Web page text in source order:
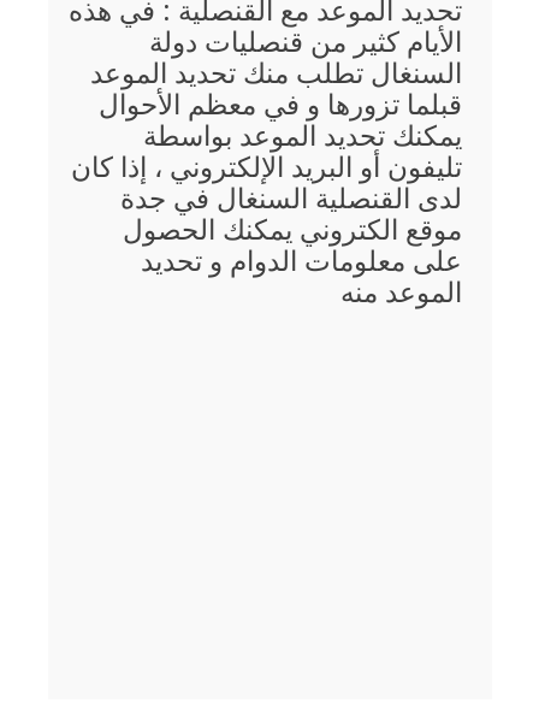
تحديد الموعد مع القنصلية : في هذه
الأيام كثير من قنصليات دولة
السنغال تطلب منك تحديد الموعد
قبلما تزورها و في معظم الأحوال
يمكنك تحديد الموعد بواسطة
تليفون أو البريد الإلكتروني ، إذا كان
لدى القنصلية السنغال في جدة
موقع الكتروني يمكنك الحصول
على معلومات الدوام و تحديد
الموعد منه